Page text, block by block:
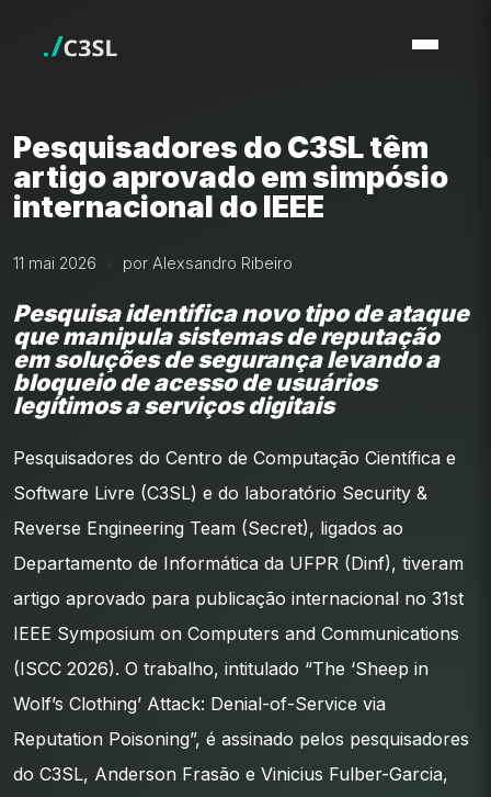
Pesquisadores do C3SL têm
artigo aprovado em simpósio
internacional do IEEE
11 mai 2026 por Alexsandro Ribeiro
Pesquisa identifica novo tipo de ataque
que manipula sistemas de reputação
em soluções de segurança levando a
bloqueio de acesso de usuários
legítimos a serviços digitais
Pesquisadores do Centro de Computação Científica e
Software Livre (C3SL) e do laboratório Security &
Reverse Engineering Team (Secret), ligados ao
Departamento de Informática da UFPR (Dinf), tiveram
artigo aprovado para publicação internacional no 31st
IEEE Symposium on Computers and Communications
(ISCC 2026). O trabalho, intitulado “The ‘Sheep in
Wolf’s Clothing’ Attack: Denial-of-Service via
Reputation Poisoning”, é assinado pelos pesquisadores
do C3SL, Anderson Frasão e Vinicius Fulber-Garcia,